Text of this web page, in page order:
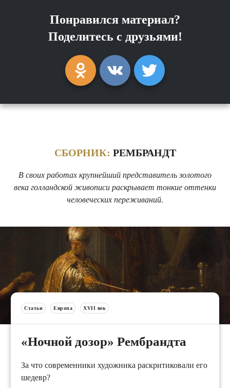
Понравился материал?
Поделитесь с друзьями!
СБОРНИК: РЕМБРАНДТ
В своих работах крупнейший представитель золотого
века голландской живописи раскрывает тонкие оттенки
человеческих переживаний.
Статьи Европа XVII век
«Ночной дозор» Рембрандта
За что современники художника раскритиковали его
шедевр?